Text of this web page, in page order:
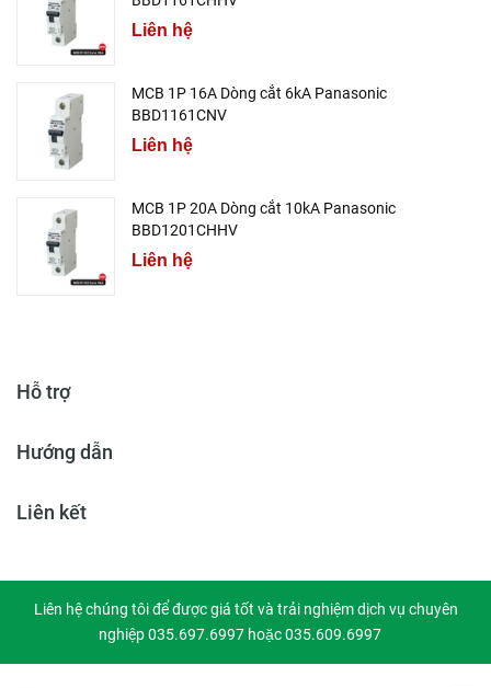
Liên hệ
MCB 1P 16A Dòng cắt 6kA Panasonic
BBD1161CNV
Liên hệ
MCB 1P 20A Dòng cắt 10kA Panasonic
BBD1201CHHV
Liên hệ
Hỗ trợ
Hướng dẫn
Liên kết
Liên hệ chúng tôi để được giá tốt và trải nghiệm dịch vụ chuyên
nghiệp 035.697.6997 hoặc 035.609.6997